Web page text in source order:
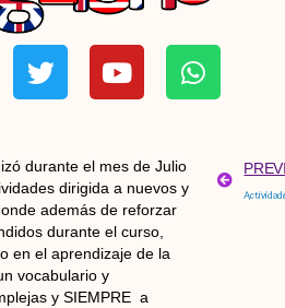
T
w
i
t
e
r
Y
o
u
u
b
e
W
h
a
durante el mes de Julio
dirigida a nuevos y
además de reforzar
durante el curso,
en el aprendizaje de la
vocabulario y
y SIEMPRE a
Ant